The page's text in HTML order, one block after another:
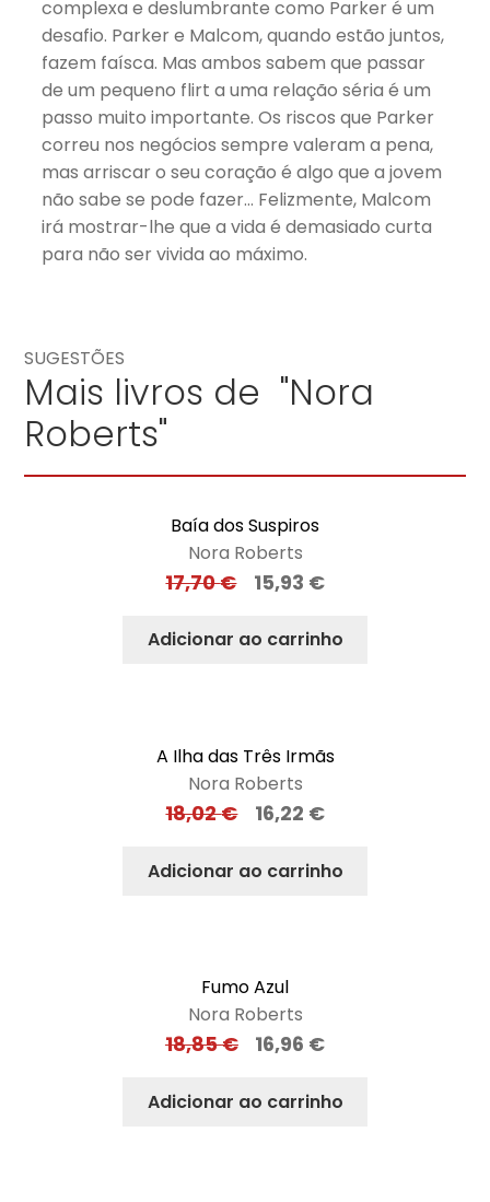
complexa e deslumbrante como Parker é um
desafio. Parker e Malcom, quando estão juntos,
fazem faísca. Mas ambos sabem que passar
de um pequeno flirt a uma relação séria é um
passo muito importante. Os riscos que Parker
correu nos negócios sempre valeram a pena,
mas arriscar o seu coração é algo que a jovem
não sabe se pode fazer… Felizmente, Malcom
irá mostrar-lhe que a vida é demasiado curta
para não ser vivida ao máximo.
SUGESTÕES
Mais livros de "Nora
Roberts"
Baía dos Suspiros
Nora Roberts
17,70€ 15,93 €
Adicionar ao carrinho
A Ilha das Três Irmãs
Nora Roberts
18,02€ 16,22 €
Adicionar ao carrinho
Fumo Azul
Nora Roberts
18,85€ 16,96 €
Adicionar ao carrinho